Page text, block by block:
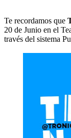
Te recordamos que
20 de Junio en el
través del sistema